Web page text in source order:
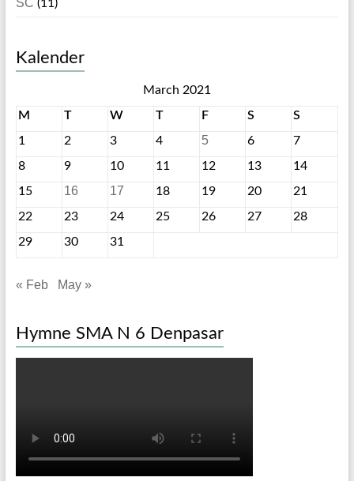
SC (11)
Kalender
March 2021
M
T W T F S
S
1
2 3 4 5 6
7
8
9 10 11 12 13
14
15
16 17 18 19 20
21
22
23 24 25 26 27
28
29
30 31
« Feb May »
Hymne SMA N 6 Denpasar